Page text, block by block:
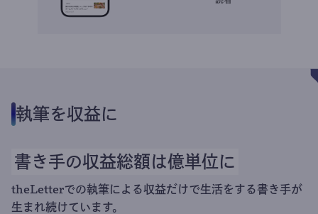
執筆を収益に
書き手の収益総額は億単位に
theLetterでの執筆による収益だけで生活をする書き手が
生まれ続けています。